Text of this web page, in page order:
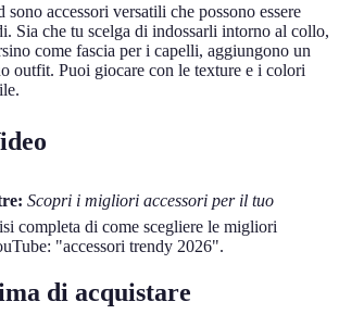
accessori versatili che possono essere
Sia che tu scelga di indossarli intorno al collo,
come fascia per i capelli, aggiungono un
outfit. Puoi giocare con le texture e i colori
Scopri i migliori accessori per il tuo
completa di come scegliere le migliori
"accessori trendy 2026".
di acquistare